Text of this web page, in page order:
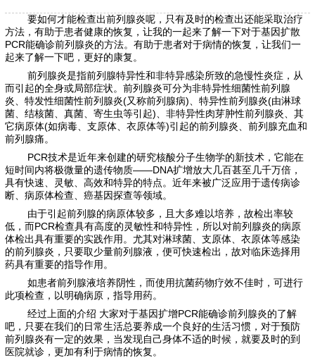
要如何才能检查出前列腺炎呢，只有及时的检查出还能采取治疗
方法，有助于患者健康的恢复，让我的一起来了解一下对于基因扩散
PCR能确诊前列腺炎的方法。有助于患者对于病情的恢复，让我们一
起来了解一下吧，更好的康复。
前列腺炎是指前列腺特异性和非特异感染所致的急慢性炎症，从
而引起的全身或局部症状。前列腺炎可分为非特异性细菌性前列腺
炎、特发性细菌性前列腺炎(又称前列腺病)、特异性前列腺炎(由淋球
菌、结核菌、真菌、寄生虫等引起)、非特异性肉芽肿性前列腺炎、其
它病原体(如病毒、支原体、衣原体等)引起的前列腺炎、前列腺充血和
前列腺痛。
PCR技术是近年来创建的研究核酸分子生物学的新技术，它能在
短时间内将极微量的遗传物质——DNA扩增放大几百甚至几千万倍，
具有快速、灵敏、高效和特异的特点。近年来被广泛应用于遗传病诊
断、病原体检查、癌基因探查等领域。
由于引起前列腺的病原体较多，且大多难以培养，故检出率较
低，而PCR检查具有高度的灵敏性和特异性，所以对前列腺炎的病原
体检出具有重要的实践作用。尤其对淋球菌、支原体、衣原体等感染
的前列腺炎，只要取少量前列腺液，便可快速检出，故对临床选择用
药具有重要的指导作用。
如患者前列腺液培养阴性，而使用抗菌药物疗效不佳时，可进行
此项检查，以明确病原，指导用药。
经过上面的介绍 大家对于基因扩增PCR能确诊前列腺炎的了解
吧，只要在我们的日常生活总要养成一个良好的生活习惯，对于预防
前列腺炎有一定的效果，当发现自己身体不适的时候，就要及时的到
医院就诊，更加有利于病情的恢复。